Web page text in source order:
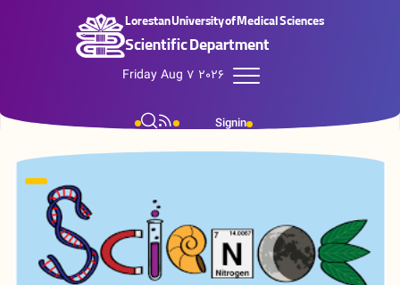
Lorestan University of Medical Sciences
Scientific Department
Friday Aug 7 2026
Signin